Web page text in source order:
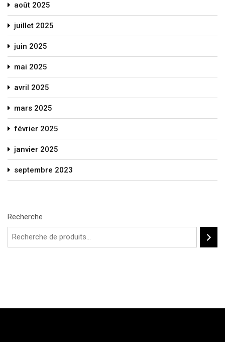
août 2025
juillet 2025
juin 2025
mai 2025
avril 2025
mars 2025
février 2025
janvier 2025
septembre 2023
Recherche